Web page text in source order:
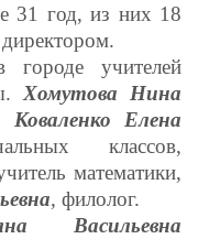
31 год, из них 18
директором.
учителей
Хомутова Нина
Коваленко Елена
классов,
математики,
, филолог.
Васильевна